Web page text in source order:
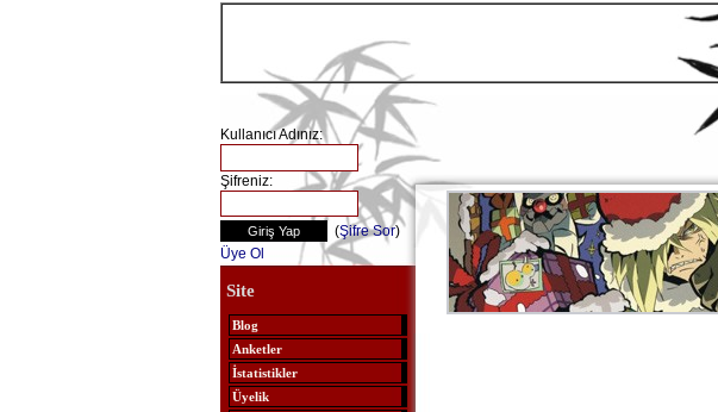
Kullanıcı Adınız:
Şifreniz:
(Şifre Sor)
Üye Ol
Site
Blog
Anketler
İstatistikler
Üyelik